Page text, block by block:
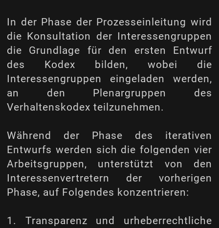
In der Phase der Prozesseinleitung wird
die Konsultation der Interessengruppen
die Grundlage für den ersten Entwurf
des Kodex bilden, wobei die
Interessengruppen eingeladen werden,
an den Plenargruppen des
Verhaltenskodex teilzunehmen.
Während der Phase des iterativen
Entwurfs werden sich die folgenden vier
Arbeitsgruppen, unterstützt von den
Interessenvertretern der vorherigen
Phase, auf Folgendes konzentrieren:
1. Transparenz und urheberrechtliche